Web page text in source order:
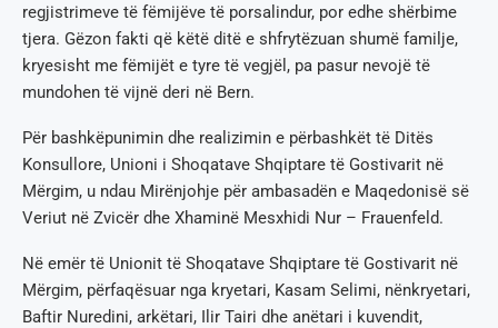
regjistrimeve të fëmijëve të porsalindur, por edhe shërbime
tjera. Gëzon fakti që këtë ditë e shfrytëzuan shumë familje,
kryesisht me fëmijët e tyre të vegjël, pa pasur nevojë të
mundohen të vijnë deri në Bern.
Për bashkëpunimin dhe realizimin e përbashkët të Ditës
Konsullore, Unioni i Shoqatave Shqiptare të Gostivarit në
Mërgim, u ndau Mirënjohje për ambasadën e Maqedonisë së
Veriut në Zvicër dhe Xhaminë Mesxhidi Nur – Frauenfeld.
Në emër të Unionit të Shoqatave Shqiptare të Gostivarit në
Mërgim, përfaqësuar nga kryetari, Kasam Selimi, nënkryetari,
Baftir Nuredini, arkëtari, Ilir Tairi dhe anëtari i kuvendit,